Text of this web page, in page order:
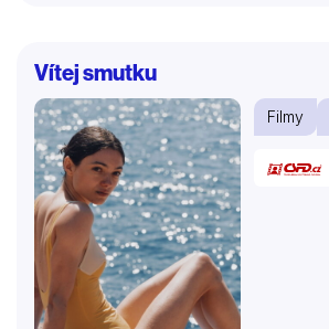
Vítej smutku
Filmy